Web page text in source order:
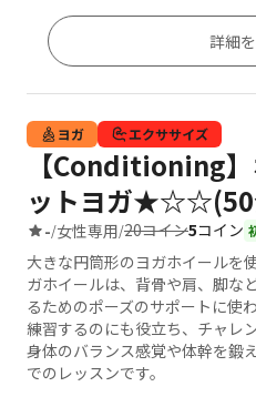
詳細
ヨガ エクササイズ
【Conditioning
ットヨガ★☆☆(50
-/女性専用/20コイン5コイン
大きな円筒形のヨガホイールを
ガホイールは、背骨や肩、脚な
るためのポーズのサポートに使
練習するのにも役立ち、チャレ
身体のバランス感覚や体幹を鍛
でのレッスンです。